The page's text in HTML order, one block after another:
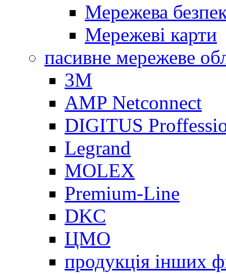
Мережева
Мережеві карти
пасивне мережеве
3M
AMP Netconnect
DIGITUS
Legrand
MOLEX
Premium-Line
DKC
ЦМО
продукція інших